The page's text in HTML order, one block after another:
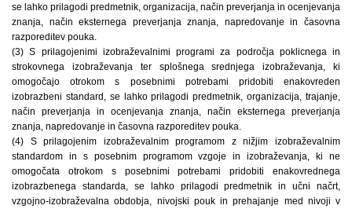
se lahko prilagodi predmetnik, organizacija, način preverjanja in ocenjevanja
znanja, način eksternega preverjanja znanja, napredovanje in časovna
razporeditev pouka.
(3) S prilagojenimi izobraževalnimi programi za področja poklicnega in
strokovnega izobraževanja ter splošnega srednjega izobraževanja, ki
omogočajo otrokom s posebnimi potrebami pridobiti enakovreden
izobrazbeni standard, se lahko prilagodi predmetnik, organizacija, trajanje,
način preverjanja in ocenjevanja znanja, način eksternega preverjanja
znanja, napredovanje in časovna razporeditev pouka.
(4) S prilagojenim izobraževalnim programom z nižjim izobraževalnim
standardom in s posebnim programom vzgoje in izobraževanja, ki ne
omogočata otrokom s posebnimi potrebami pridobiti enakovrednega
izobrazbenega standarda, se lahko prilagodi predmetnik in učni načrt,
vzgojno-izobraževalna obdobja, nivojski pouk in prehajanje med nivoji v